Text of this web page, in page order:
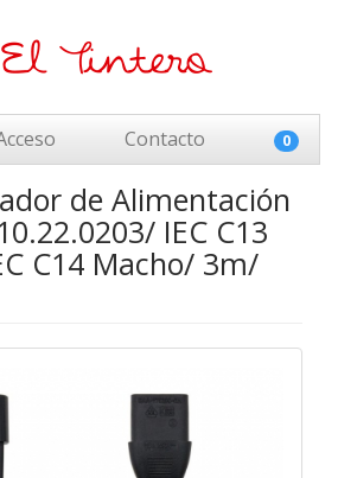
Contacto 0
de Alimentación
IEC C13
C14 Macho/ 3m/